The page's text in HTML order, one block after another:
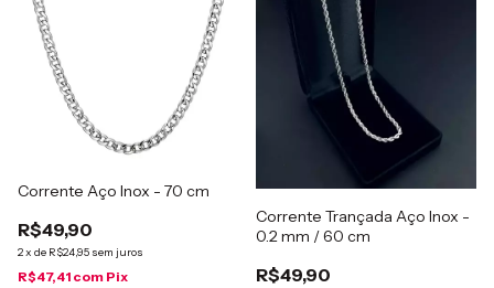
Corrente Aço Inox - 70 cm
R$49,90
2x de R$24,95 sem juros
R$47,41 com Pix
Corrente Trançada Aço Inox -
0.2 mm / 60 cm
R$49,90